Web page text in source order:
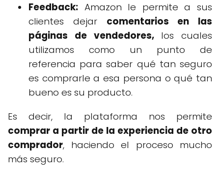
Feedback: Amazon le permite a sus
clientes dejar comentarios en las
páginas de vendedores,los cuales
utilizamos como un punto de
referencia para saber qué tan seguro
es comprarle a esa persona o qué tan
bueno es su producto.
Es decir, la plataforma nos permite
comprar a partir de la experiencia de otro
comprador, haciendo el proceso mucho
más seguro.